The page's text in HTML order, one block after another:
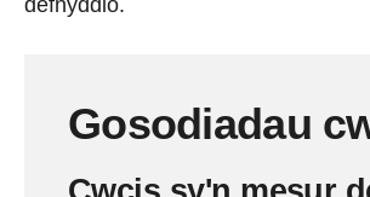
defnyddio.
Gosodiadau